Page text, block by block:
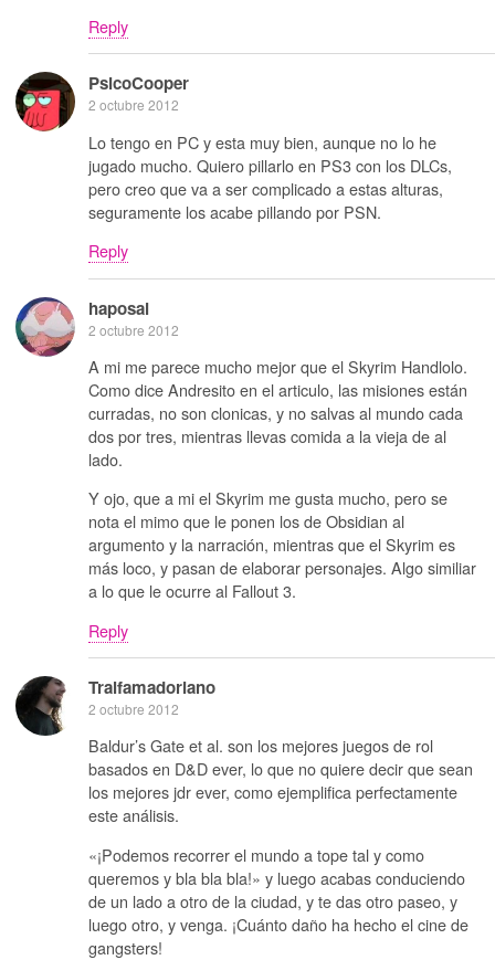
Reply
PsicoCooper
2 octubre 2012
Lo tengo en PC y esta muy bien, aunque no lo he
jugado mucho. Quiero pillarlo en PS3 con los DLCs,
pero creo que va a ser complicado a estas alturas,
seguramente los acabe pillando por PSN.
Reply
haposai
2 octubre 2012
A mi me parece mucho mejor que el Skyrim Handlolo.
Como dice Andresito en el articulo, las misiones están
curradas, no son clonicas, y no salvas al mundo cada
dos por tres, mientras llevas comida a la vieja de al
lado.
Y ojo, que a mi el Skyrim me gusta mucho, pero se
nota el mimo que le ponen los de Obsidian al
argumento y la narración, mientras que el Skyrim es
más loco, y pasan de elaborar personajes. Algo similiar
a lo que le ocurre al Fallout 3.
Reply
Tralfamadoriano
2 octubre 2012
Baldur’s Gate et al. son los mejores juegos de rol
basados en D&D ever, lo que no quiere decir que sean
los mejores jdr ever, como ejemplifica perfectamente
este análisis.
«¡Podemos recorrer el mundo a tope tal y como
queremos y bla bla bla!» y luego acabas conduciendo
de un lado a otro de la ciudad, y te das otro paseo, y
luego otro, y venga. ¡Cuánto daño ha hecho el cine de
gangsters!